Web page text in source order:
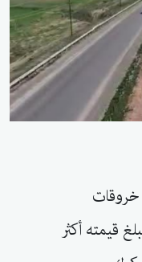
خروقات
قيمته أكثر